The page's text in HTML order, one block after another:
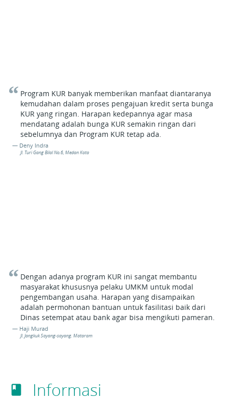
Program KUR banyak memberikan manfaat diantaranya
kemudahan dalam proses pengajuan kredit serta bunga
KUR yang ringan. Harapan kedepannya agar masa
mendatang adalah bunga KUR semakin ringan dari
sebelumnya dan Program KUR tetap ada.
Deny Indra
Jl. Turi Gang Bilal No.6, Medan Kota
Dengan adanya program KUR ini sangat membantu
masyarakat khususnya pelaku UMKM untuk modal
pengembangan usaha. Harapan yang disampaikan
adalah permohonan bantuan untuk fasilitasi baik dari
Dinas setempat atau bank agar bisa mengikuti pameran.
Haji Murad
Jl. Jangkuk Sayang-sayang. Mataram
book Informasi